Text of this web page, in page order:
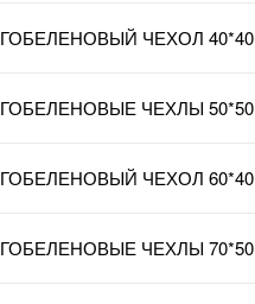
ГОБЕЛЕНОВЫЙ ЧЕХОЛ 40*40
ГОБЕЛЕНОВЫЕ ЧЕХЛЫ 50*50
ГОБЕЛЕНОВЫЙ ЧЕХОЛ 60*40
ГОБЕЛЕНОВЫЕ ЧЕХЛЫ 70*50